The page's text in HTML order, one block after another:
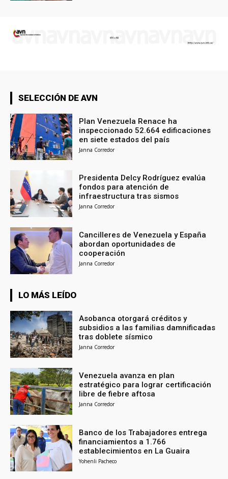
SELECCIÓN DE AVN
Plan Venezuela Renace ha
inspeccionado 52.664 edificaciones
en siete estados del país
Janna Corredor
Presidenta Delcy Rodríguez evalúa
fondos para atención de
infraestructura tras sismos
Janna Corredor
Cancilleres de Venezuela y España
abordan oportunidades de
cooperación
Janna Corredor
LO MÁS LEÍDO
Asobanca otorgará créditos y
subsidios a las familias damnificadas
tras doblete sísmico
Janna Corredor
Venezuela avanza en plan
estratégico para lograr certificación
libre de fiebre aftosa
Janna Corredor
Banco de los Trabajadores entrega
financiamientos a 1.766
establecimientos en La Guaira
Yohenli Pacheco